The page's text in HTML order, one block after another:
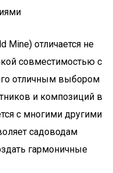
Mine) отличается не
совместимостью с
отличным выбором
и композиций в
с многими другими
садоводам
гармоничные